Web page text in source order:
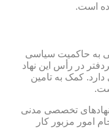
است.
به حاکمیت سیاسی
در رأس این نهاد
کمک به تامین
نهادهای تخصصی مدنی
امور مزبور کار